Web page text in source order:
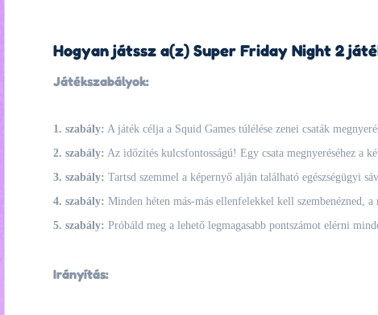
Hogyan játssz a(z) Super Friday Night 2
Játékszabályok:
1. szabály: A játék célja a Squid Games túlélése zenei csaták
2. szabály: Az időzítés kulcsfontosságú! Egy csata megnyeréséhez a
3. szabály: Tartsd szemmel a képernyő alján található egészségügyi
4. szabály: Minden héten más-más ellenfelekkel kell szembenézned,
5. szabály: Próbáld meg a lehető legmagasabb pontszámot elérni
Irányítás: